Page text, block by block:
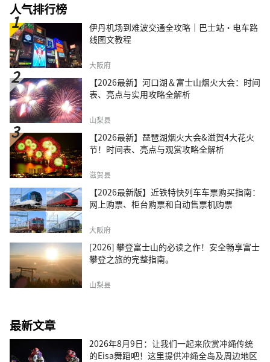
人气排行榜
伊丹机场到难波交通全攻略｜巴士站・电车路
线图文教程
大阪府
【2026最新】河口湖＆富士山烟火大会：时间
表、亮点与实用攻略全解析
山梨县
【2026最新】琵琶湖烟火大会&滋賀4大花火
节！时间表、亮点与观赏攻略全解析
滋贺县
【2026最新版】近铁特快列车车票购买指南：
网上购票、柜台购票和自动售票机购票
大阪府
[2026] 攀登富士山的必读之作！安全畅享富士
攀登之旅的完整指南。
山梨县
最新文章
2026年8月9日：让我们一起来欣赏冲绳传统
的Eisa舞蹈吧！这里提供冲绳全岛及周边地区